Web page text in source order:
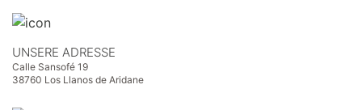
UNSERE ADRESSE
Calle Sansofé 19
38760 Los Llanos de Aridane